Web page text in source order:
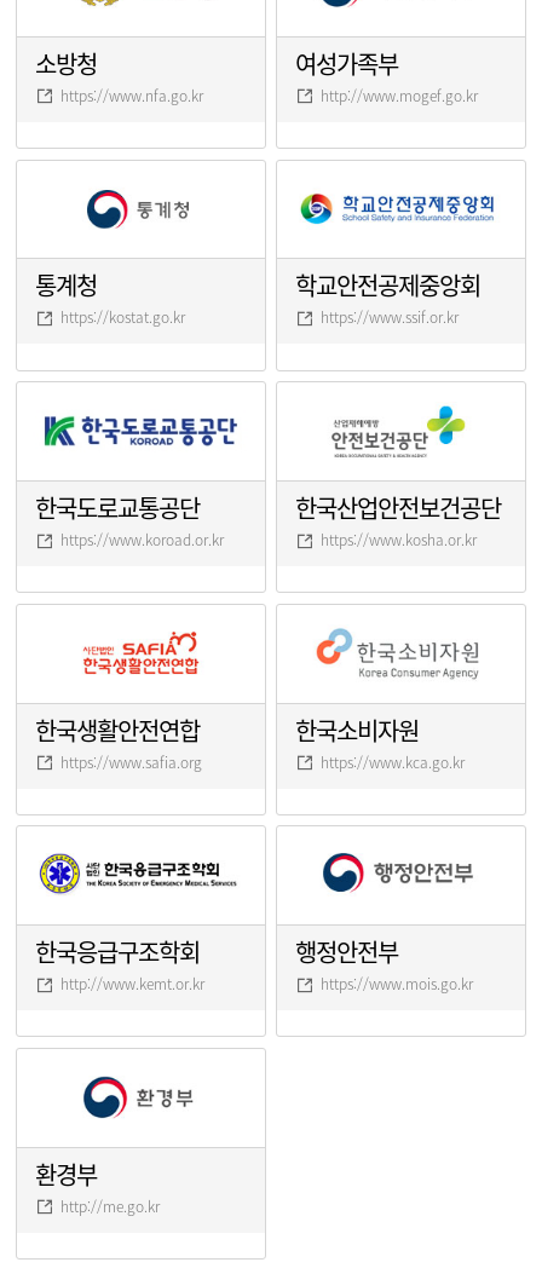
소방청
https://www.nfa.go.kr
여성가족부
http://www.mogef.go.kr
통계청
https://kostat.go.kr
학교안전공제중앙회
https://www.ssif.or.kr
한국도로교통공단
https://www.koroad.or.kr
한국산업안전보건공단
https://www.kosha.or.kr
한국생활안전연합
https://www.safia.org
한국소비자원
https://www.kca.go.kr
한국응급구조학회
http://www.kemt.or.kr
행정안전부
https://www.mois.go.kr
환경부
http://me.go.kr